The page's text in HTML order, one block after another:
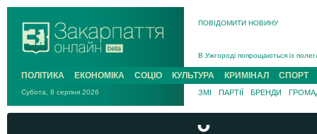
ПОВІДОМИТИ НОВИНУ
В Ужгороді попрощаються із
В Ужгороді 5 серпня
Підтвердили загибель
На війні з рф поліг військовий з
На Хустщині внаслідок ДТП за
Інструктора районного ТЦК на
ПОЛІТИКА ЕКОНОМІКА СОЦІО КУЛЬТУРА КРИМІНАЛ СПОРТ
Субота, 8 серпня 2026 ЗМІ ПАРТІЇ БРЕНДИ